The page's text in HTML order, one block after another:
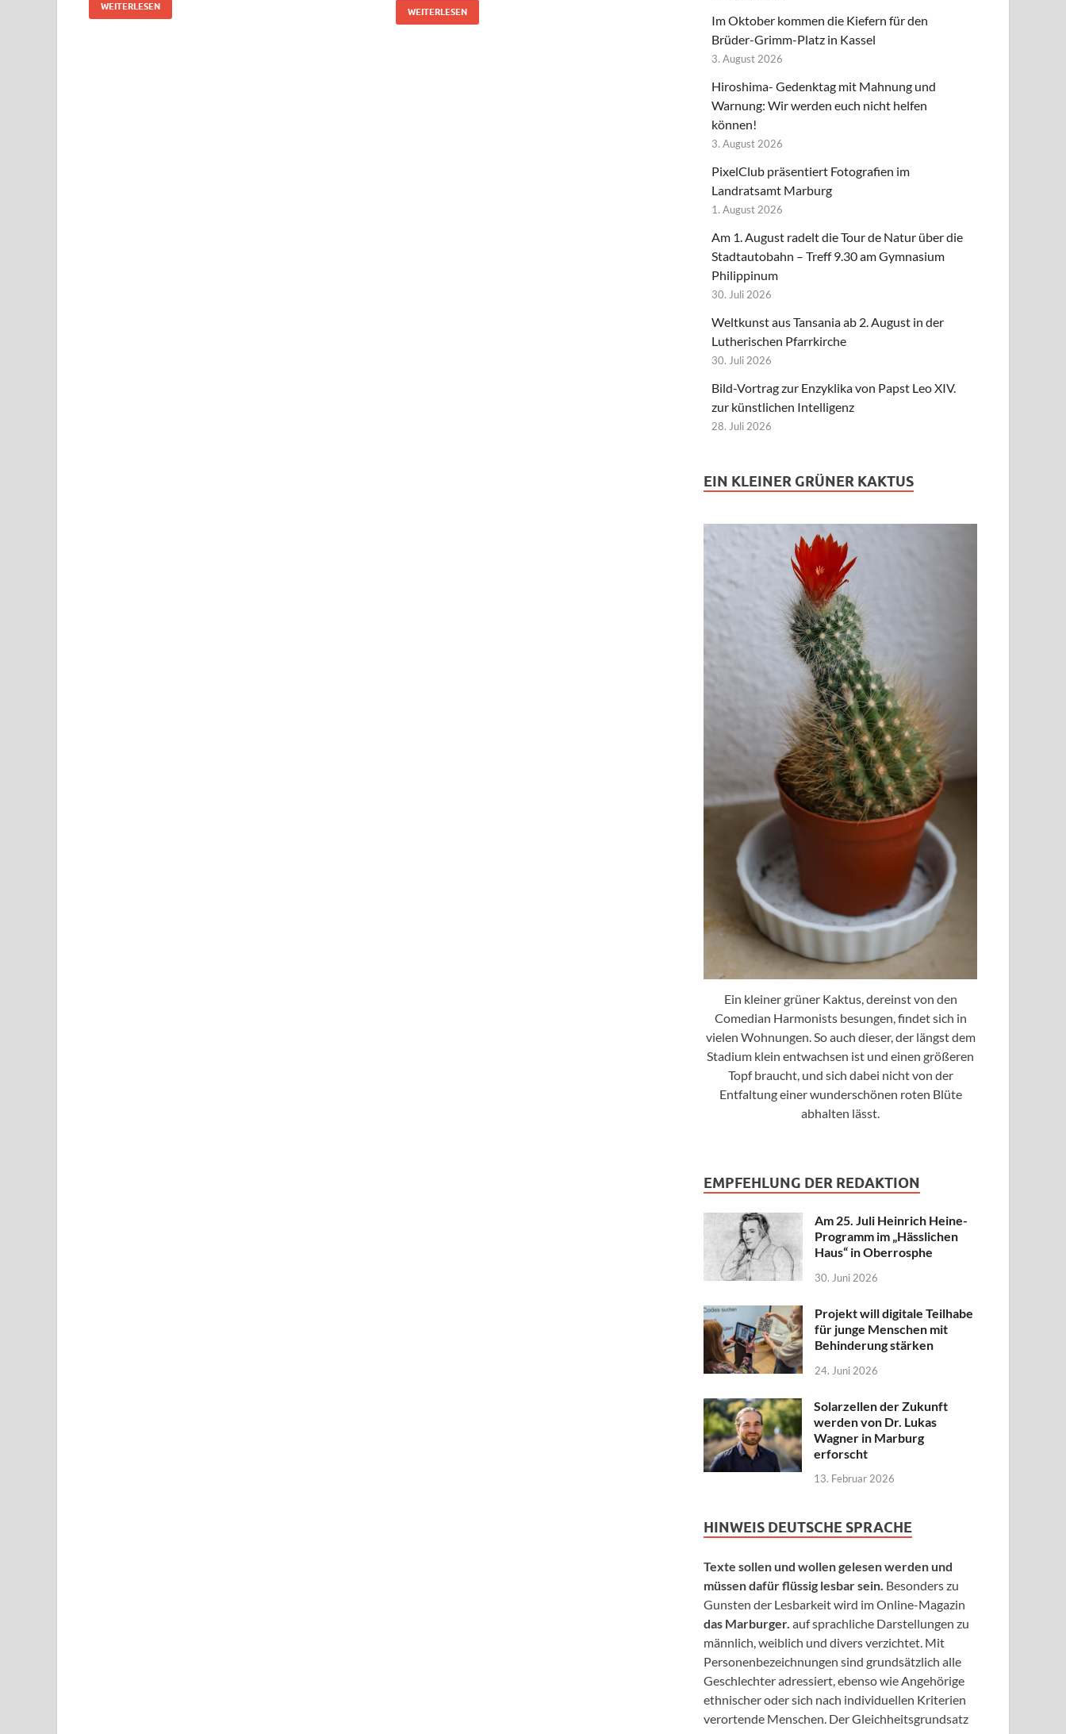
WEITERLESEN WEITERLESEN
Im Oktober kommen die Kiefern für den
Brüder-Grimm-Platz in Kassel
3. August 2026
Hiroshima- Gedenktag mit Mahnung und
Warnung: Wir werden euch nicht helfen
können!
3. August 2026
PixelClub präsentiert Fotografien im
Landratsamt Marburg
1. August 2026
Am 1. August radelt die Tour de Natur über die
Stadtautobahn – Treff 9.30 am Gymnasium
Philippinum
30. Juli 2026
Weltkunst aus Tansania ab 2. August in der
Lutherischen Pfarrkirche
30. Juli 2026
Bild-Vortrag zur Enzyklika von Papst Leo XIV.
zur künstlichen Intelligenz
28. Juli 2026
EIN KLEINER GRÜNER KAKTUS
Ein kleiner grüner Kaktus, dereinst von den
Comedian Harmonists besungen, findet sich in
vielen Wohnungen. So auch dieser, der längst dem
Stadium klein entwachsen ist und einen größeren
Topf braucht, und sich dabei nicht von der
Entfaltung einer wunderschönen roten Blüte
abhalten lässt.
EMPFEHLUNG DER REDAKTION
Am 25. Juli Heinrich Heine-
Programm im „Hässlichen
Haus“ in Oberrosphe
30. Juni 2026
Projekt will digitale Teilhabe
für junge Menschen mit
Behinderung stärken
24. Juni 2026
Solarzellen der Zukunft
werden von Dr. Lukas
Wagner in Marburg
erforscht
13. Februar 2026
HINWEIS DEUTSCHE SPRACHE
Texte sollen und wollen gelesen werden und
müssen dafür flüssig lesbar sein. Besonders zu
Gunsten der Lesbarkeit wird im Online-Magazin
das Marburger. auf sprachliche Darstellungen zu
männlich, weiblich und divers verzichtet. Mit
Personenbezeichnungen sind grundsätzlich alle
Geschlechter adressiert, ebenso wie Angehörige
ethnischer oder sich nach individuellen Kriterien
verortende Menschen. Der Gleichheitsgrundsatz